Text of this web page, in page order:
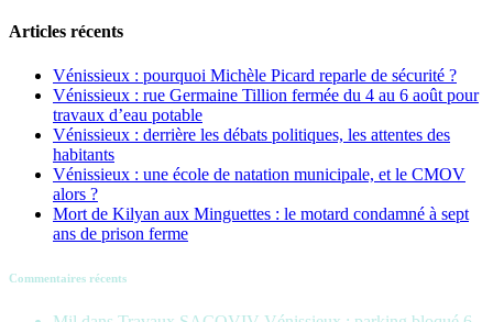
Articles récents
Vénissieux : pourquoi Michèle Picard reparle de sécurité ?
Vénissieux : rue Germaine Tillion fermée du 4 au 6 août pour
travaux d’eau potable
Vénissieux : derrière les débats politiques, les attentes des
habitants
Vénissieux : une école de natation municipale, et le CMOV
alors ?
Mort de Kilyan aux Minguettes : le motard condamné à sept
ans de prison ferme
Commentaires récents